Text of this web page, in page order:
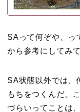
SAって何ぞや、っ
から参考にしてみ
SA状態以外では、
もちをつくんだ。
づらいってことは